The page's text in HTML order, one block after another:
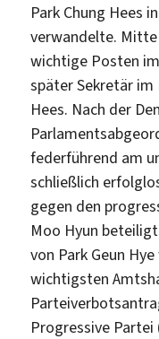
Park Chung Hees
verwandelte.
wichtige Posten
später Sekretär im
Hees. Nach der
federführend am
schließlich
gegen den
Moo Hyun
von Park Geun
wichtigsten
Progressive Partei